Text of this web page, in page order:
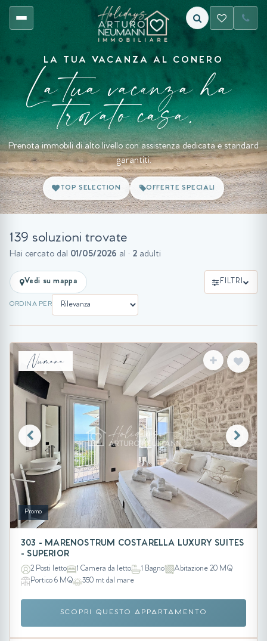
LA TUA VACANZA AL CONERO
La tua vacanza ha
trovato casa.
Prenota immobili di alto livello con assistenza dedicata e standard
garantiti.
TOP SELECTION OFFERTE SPECIALI
139 soluzioni trovate
Hai cercato dal 01/05/2026 al · 2 adulti
Vedi su mappa FILTRI
ORDINA PER
Numana
Promo
303 - MARENOSTRUM COSTARELLA LUXURY SUITES
- SUPERIOR
2 Posti letto 1 Camera da letto 1 Bagno
Abitazione 20 MQ
Portico 6 MQ
350 mt dal mare
SCOPRI QUESTO APPARTAMENTO